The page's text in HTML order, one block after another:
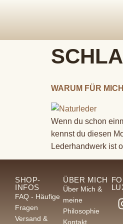
WARUM FÜR
Wenn du schon
kennst du diesen
Lederhandwerk ist
SHOP-
INFOS
FAQ - Häufige
Fragen
Versand &
ÜBER MICH
Über Mich &
meine
Philosophie
Kontakt